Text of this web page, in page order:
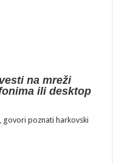
na mreži
ili desktop
govori poznati harkovski